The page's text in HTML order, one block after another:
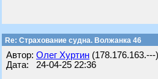
Re: Страхование судна. Волжанка 46
Автор: Олег Хуртин (178.176.163.---)
Дата: 24-04-25 22:36